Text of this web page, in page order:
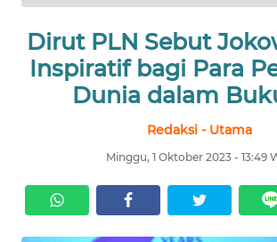
Dirut PLN Sebut
Inspiratif bagi Para
Dunia dalam
Redaksi - Utama
Minggu, 1 Oktober 2023 - 13:49
UTAMA
NUSANTARA
SERBA-
SERBI